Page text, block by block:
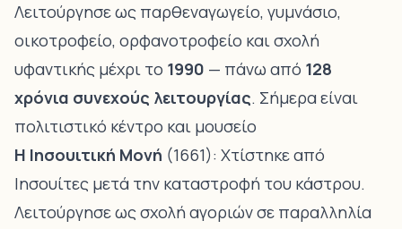
Λειτούργησε ως παρθεναγωγείο, γυμνάσιο,
οικοτροφείο, ορφανοτροφείο και σχολή
υφαντικής μέχρι το 1990 — πάνω από 128
χρόνια συνεχούς λειτουργίας. Σήμερα είναι
πολιτιστικό κέντρο και μουσείο
Η Ιησουιτική Μονή (1661): Χτίστηκε από
Ιησουίτες μετά την καταστροφή του κάστρου.
Λειτούργησε ως σχολή αγοριών σε παραλληλία